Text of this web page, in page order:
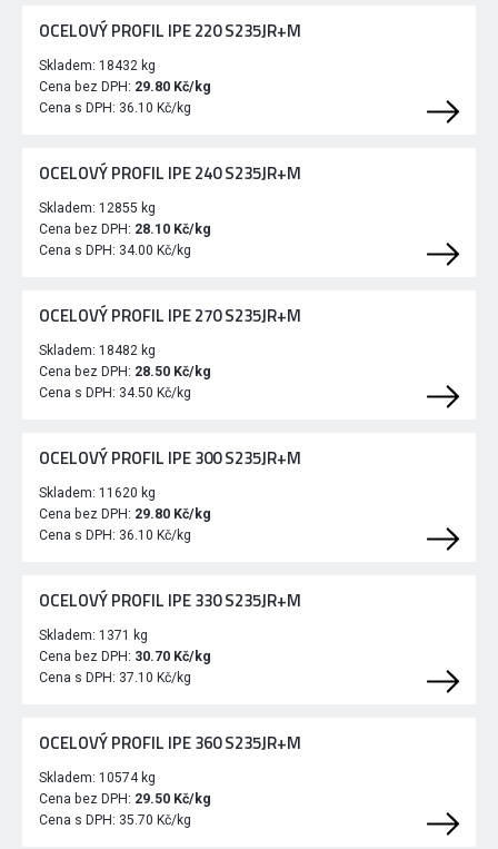
OCELOVÝ PROFIL IPE 220 S235JR+M
Skladem: 18432 kg
Cena bez DPH: 29.80 Kč/kg
Cena s DPH: 36.10 Kč/kg
OCELOVÝ PROFIL IPE 240 S235JR+M
Skladem: 12855 kg
Cena bez DPH: 28.10 Kč/kg
Cena s DPH: 34.00 Kč/kg
OCELOVÝ PROFIL IPE 270 S235JR+M
Skladem: 18482 kg
Cena bez DPH: 28.50 Kč/kg
Cena s DPH: 34.50 Kč/kg
OCELOVÝ PROFIL IPE 300 S235JR+M
Skladem: 11620 kg
Cena bez DPH: 29.80 Kč/kg
Cena s DPH: 36.10 Kč/kg
OCELOVÝ PROFIL IPE 330 S235JR+M
Skladem: 1371 kg
Cena bez DPH: 30.70 Kč/kg
Cena s DPH: 37.10 Kč/kg
OCELOVÝ PROFIL IPE 360 S235JR+M
Skladem: 10574 kg
Cena bez DPH: 29.50 Kč/kg
Cena s DPH: 35.70 Kč/kg